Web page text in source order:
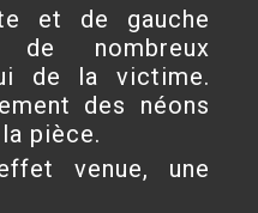
et de gauche
de nombreux
de la victime.
des néons
pièce.
venue, une